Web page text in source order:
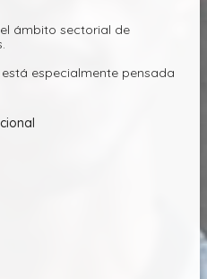
ámbito sectorial de
especialmente pensada